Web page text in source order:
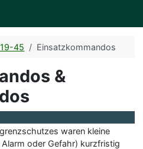
45 Einsatzkommandos
&
waren kleine
oder Gefahr) kurzfristig